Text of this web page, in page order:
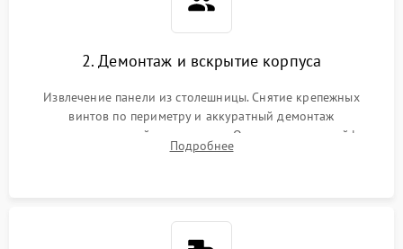
2. Демонтаж и вскрытие корпуса
Извлечение панели из столешницы. Снятие крепежных
винтов по периметру и аккуратный демонтаж
стеклокерамической поверхности. Отсоединение шлейфов
сенсорного блока для доступа к силовым платам, катушкам
Подробнее